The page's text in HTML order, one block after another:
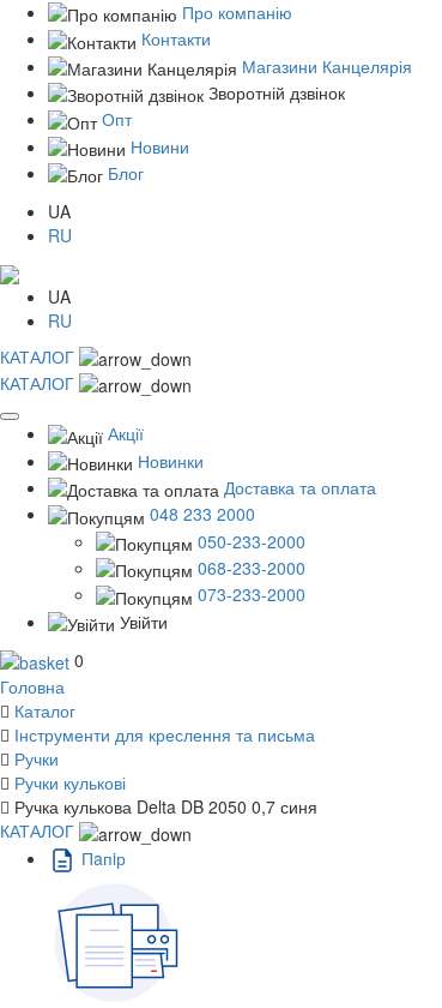
Про компанію
Контакти
Магазини Канцелярія
Зворотній дзвінок
Опт
Новини
Блог
UA
RU
UA
RU
КАТАЛОГ
КАТАЛОГ
Акції
Новинки
Доставка та оплата
048 233 2000
050-233-2000
068-233-2000
073-233-2000
Увійти
0
Головна
Каталог
Інструменти для креслення та письма
Ручки
Ручки кулькові
Ручка кулькова Delta DB 2050 0,7 синя
КАТАЛОГ
Пaпiр